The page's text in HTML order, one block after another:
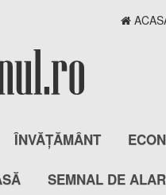
ÎNVĂȚĂMÂNT
SEMNAL DE